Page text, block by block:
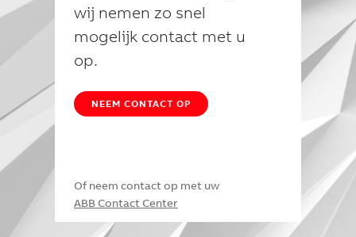
wij nemen zo snel
mogelijk contact met u
op.
NEEM CONTACT OP
Of neem contact op met uw
ABB Contact Center